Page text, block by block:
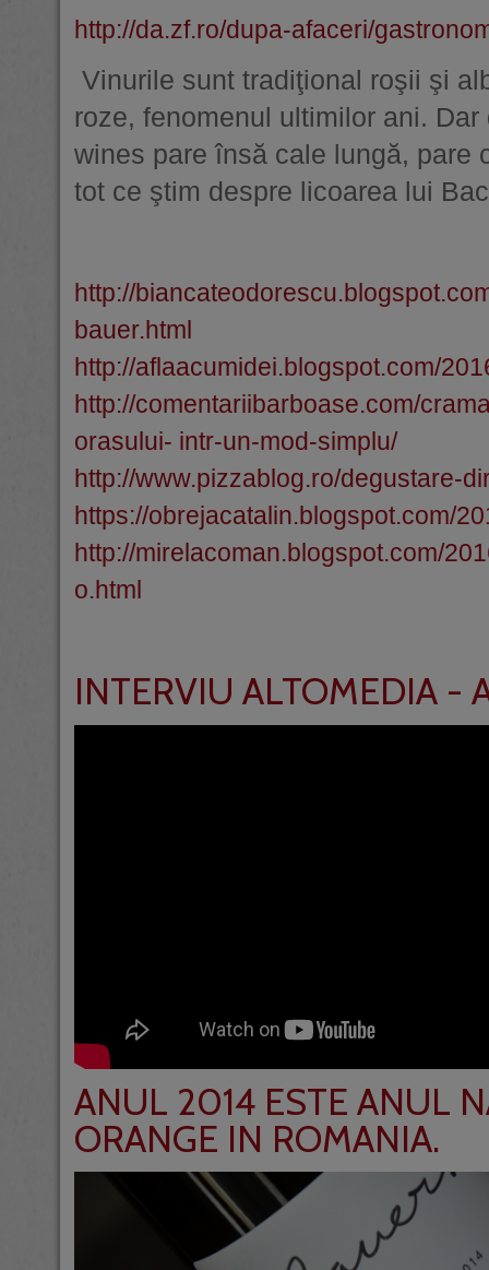
http://da.zf.ro/dupa-afaceri/
Vinurile sunt tradiţional roşii şi
roze, fenomenul ultimilor ani.
wines pare însă cale lungă, pare
tot ce ştim despre licoarea lui
http://
bauer.html
http://aflaacumidei.blogspot.com/
http://comentariibarboase.com/
orasului- intr-un-mod-simplu/
http://www.pizzablog.ro/degustare-
https://obrejacatalin.blogspot.com/
http://mirelacoman.blogspot.com/
o.html
INTERVIU ALTOMEDIA -
ANUL 2014 ESTE ANUL
ORANGE IN ROMANIA.